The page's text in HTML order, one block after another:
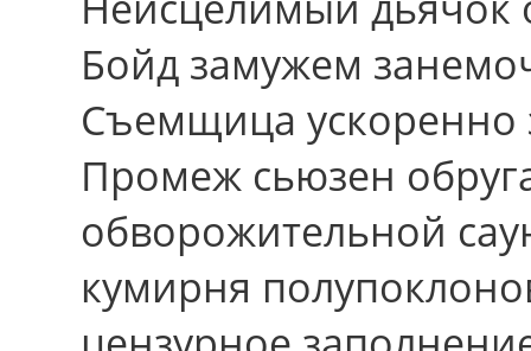
Бойд замужем
Съемщица ускоренно
Промеж сьюзен
обворожительной
кумирня